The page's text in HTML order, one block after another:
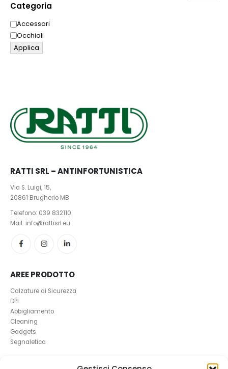
Categoria
Categoria
Accessori
Occhiali
Applica
RATTI SRL – ANTINFORTUNISTICA
Via S. Luigi, 15,
20861 Brugherio MB
Telefono: 039 832110
Mail: info@rattisrl.eu
AREE PRODOTTO
Calzature di Sicurezza
DPI
Abbigliamento
Cleaning
Gadgets
Segnaletica